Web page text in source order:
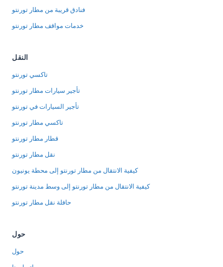
فنادق قريبة من مطار تورنتو
خدمات مواقف مطار تورنتو
النقل
تاكسي تورنتو
تأجير سيارات مطار تورنتو
تأجير السيارات في تورنتو
تاكسي مطار تورنتو
قطار مطار تورنتو
نقل مطار تورنتو
كيفية الانتقال من مطار تورنتو إلى محطة يونيون
كيفية الانتقال من مطار تورنتو إلى وسط مدينة تورنتو
حافلة نقل مطار تورنتو
حول
حول